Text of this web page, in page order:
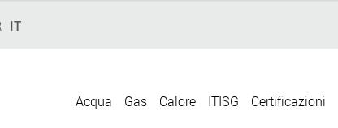
IT
Acqua Gas Calore ITISG Certificazioni